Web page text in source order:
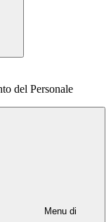
del Personale
Menu di